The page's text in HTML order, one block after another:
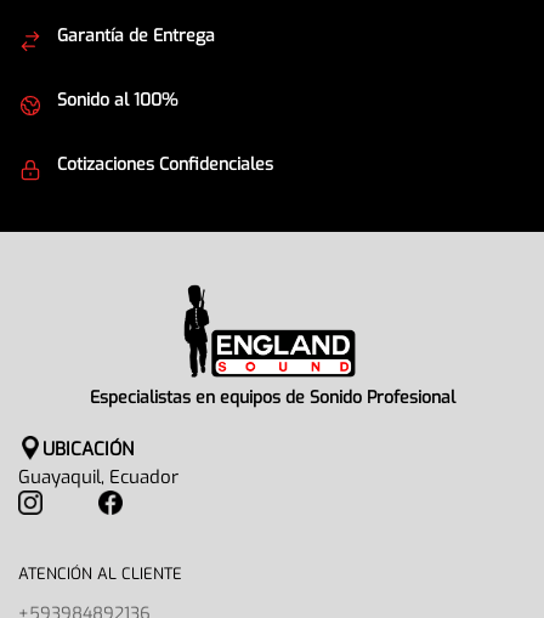
Garantía de Entrega
Sonido al 100%
Cotizaciones Confidenciales
Especialistas en equipos de Sonido Profesional
UBICACIÓN
Guayaquil, Ecuador
ATENCIÓN AL CLIENTE